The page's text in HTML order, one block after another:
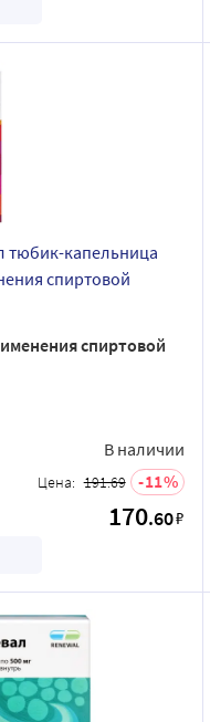
тюбик-капельница
спиртовой
спиртовой
В наличии
Цена: 191.69 11
170.60₽